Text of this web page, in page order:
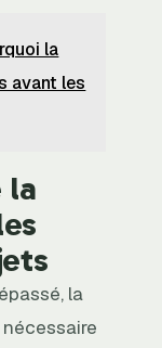
la
avant les
la
la